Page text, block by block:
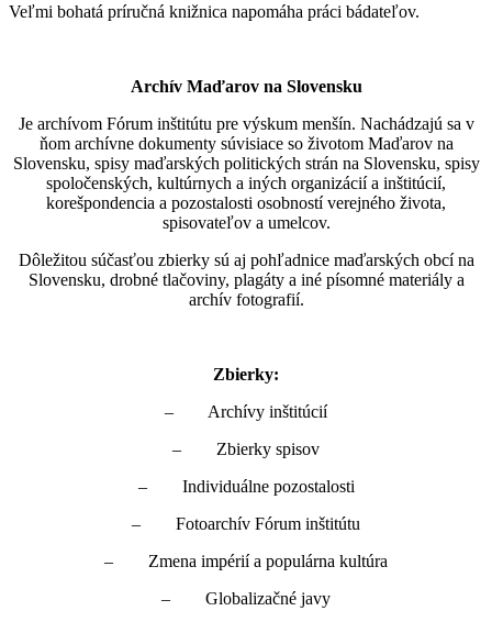
Veľmi bohatá príručná knižnica napomáha práci bádateľov.
Archív Maďarov na Slovensku
Je archívom Fórum inštitútu pre výskum menšín. Nachádzajú sa v
ňom archívne dokumenty súvisiace so životom Maďarov na
Slovensku, spisy maďarských politických strán na Slovensku, spisy
spoločenských, kultúrnych a iných organizácií a inštitúcií,
korešpondencia a pozostalosti osobností verejného života,
spisovateľov a umelcov.
Dôležitou súčasťou zbierky sú aj pohľadnice maďarských obcí na
Slovensku, drobné tlačoviny, plagáty a iné písomné materiály a
archív fotografií.
Zbierky:
– Archívy inštitúcií
– Zbierky spisov
– Individuálne pozostalosti
– Fotoarchív Fórum inštitútu
– Zmena impérií a populárna kultúra
– Globalizačné javy